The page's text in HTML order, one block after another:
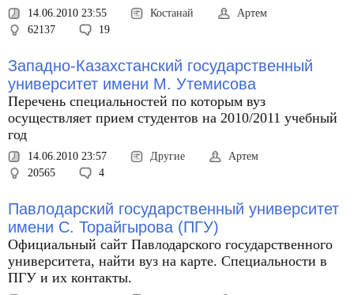
14.06.2010 23:55 Костанай
Артем
62137
19
Западно-Казахстанский государственный
университет имени М. Утемисова
Перечень специальностей по которым вуз
осуществляет прием студентов на 2010/2011 учебный
год
14.06.2010 23:57 Другие
Артем
20565
4
Павлодарский государственный университет
имени С. Торайгырова (ПГУ)
Официальный сайт Павлодарского государственного
университета, найти вуз на карте. Специальности в
ПГУ и их контакты.